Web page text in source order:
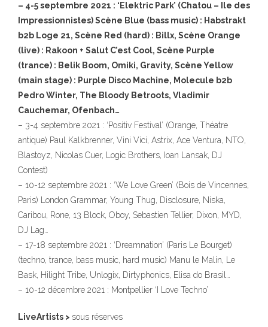
– 4-5 septembre 2021 : ‘Elektric Park’ (Chatou – Ile des
Impressionnistes) Scène Blue (bass music) : Habstrakt
b2b Loge 21, Scène Red (hard) : Billx, Scène Orange
(live) : Rakoon + Salut C’est Cool, Scène Purple
(trance) : Belik Boom, Omiki, Gravity, Scène Yellow
(main stage) : Purple Disco Machine, Molecule b2b
Pedro Winter, The Bloody Betroots, Vladimir
Cauchemar, Ofenbach…
– 3-4 septembre 2021 : ‘Positiv Festival’ (Orange, Théatre
antique) Paul Kalkbrenner, Vini Vici, Astrix, Ace Ventura, NTO,
Blastoyz, Nicolas Cuer, Logic Brothers, Ioan Lansak, DJ
Contest)
– 10-12 septembre 2021 : ‘We Love Green’ (Bois de Vincennes,
Paris) London Grammar, Young Thug, Disclosure, Niska,
Caribou, Rone, 13 Block, Oboy, Sebastien Tellier, Dixon, MYD,
DJ Lag…
– 17-18 septembre 2021 : ‘Dreamnation’ (Paris Le Bourget)
(techno, trance, bass music, hard music) Manu le Malin, Le
Bask, Hilight Tribe, Unlogix, Dirtyphonics, Elisa do Brasil…
– 10-12 décembre 2021 : Montpellier ‘I Love Techno’
LiveArtists > sous réserves